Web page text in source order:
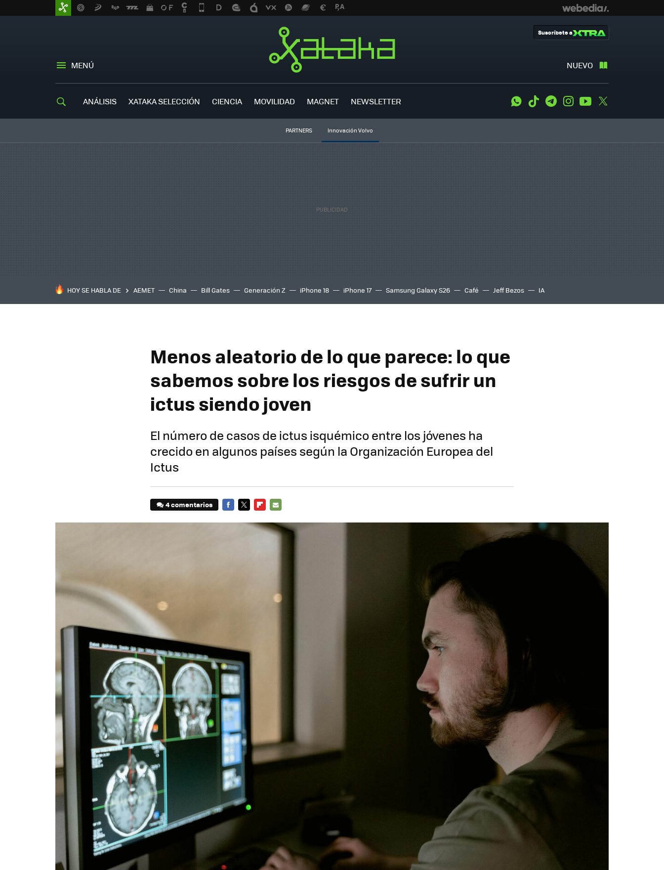
MENÚ NUEVO
Suscríbete a
ANÁLISIS XATAKA SELECCIÓN CIENCIA MOVILIDAD MAGNET NEWSLETTER WhatsApp
Tiktok TelegramInstagramYoutube
PARTNERS Innovación Volvo
HOY SE HABLA DE AEMET China Bill Gates Generación Z iPhone 18 iPhone 17 Samsung Galaxy S26 Café Jeff Bezos IA
Menos aleatorio de lo que parece: lo que
sabemos sobre los riesgos de sufrir un
ictus siendo joven
El número de casos de ictus isquémico entre los jóvenes ha
crecido en algunos países según la Organización Europea del
Ictus
4 comentarios
MAIL